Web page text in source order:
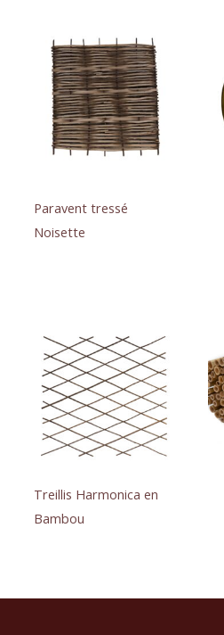
Paravent tressé
Noisette
Treillis Harmonica en
Bambou